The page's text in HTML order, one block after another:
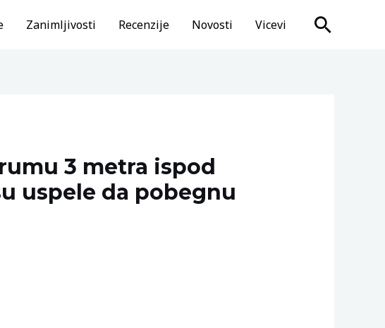
Zanimljivosti Recenzije Novosti Vicevi Search
3 metra ispod
uspele da pobegnu